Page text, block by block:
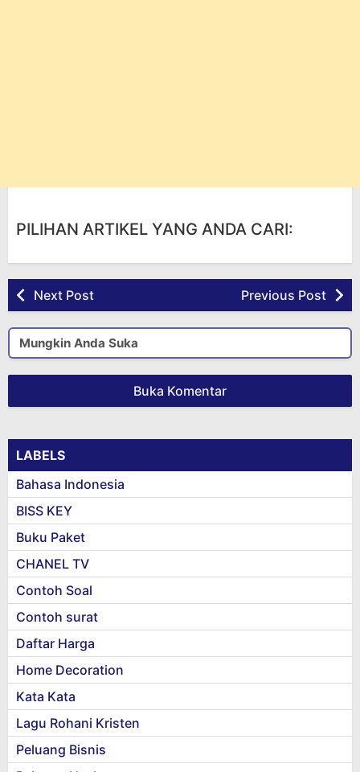
PILIHAN ARTIKEL YANG ANDA CARI:
Next Post Previous Post
Mungkin Anda Suka
Buka Komentar
LABELS
Bahasa Indonesia
BISS KEY
Buku Paket
CHANEL TV
Contoh Soal
Contoh surat
Daftar Harga
Home Decoration
Kata Kata
Lagu Rohani Kristen
Peluang Bisnis